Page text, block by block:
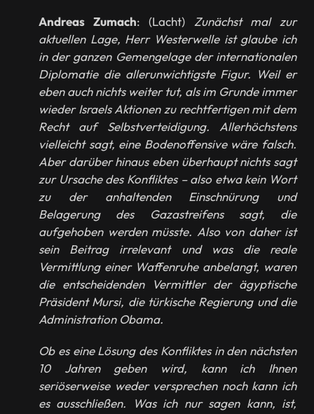
Andreas Zumach: (Lacht) Zunächst mal zur
aktuellen Lage, Herr Westerwelle ist glaube ich
in der ganzen Gemengelage der internationalen
Diplomatie die allerunwichtigste Figur. Weil er
eben auch nichts weiter tut, als im Grunde immer
wieder Israels Aktionen zu rechtfertigen mit dem
Recht auf Selbstverteidigung. Allerhöchstens
vielleicht sagt, eine Bodenoffensive wäre falsch.
Aber darüber hinaus eben überhaupt nichts sagt
zur Ursache des Konfliktes – also etwa kein Wort
zu der anhaltenden Einschnürung und
Belagerung des Gazastreifens sagt, die
aufgehoben werden müsste. Also von daher ist
sein Beitrag irrelevant und was die reale
Vermittlung einer Waffenruhe anbelangt, waren
die entscheidenden Vermittler der ägyptische
Präsident Mursi, die türkische Regierung und die
Administration Obama.
Ob es eine Lösung des Konfliktes in den nächsten
10 Jahren geben wird, kann ich Ihnen
seriöserweise weder versprechen noch kann ich
es ausschließen. Was ich nur sagen kann, ist,